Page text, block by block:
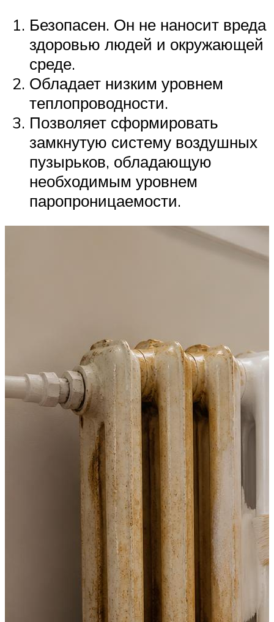
Безопасен. Он не наносит вреда
здоровью людей и окружающей
среде.
Обладает низким уровнем
теплопроводности.
Позволяет сформировать
замкнутую систему воздушных
пузырьков, обладающую
необходимым уровнем
паропроницаемости.